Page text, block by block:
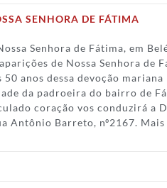
SENHORA DE FÁTIMA
Senhora de Fátima, em
de Nossa Senhora de
50 anos dessa devoção
da padroeira do bairro de
coração vos conduzirá a
Antônio Barreto, nº2167.